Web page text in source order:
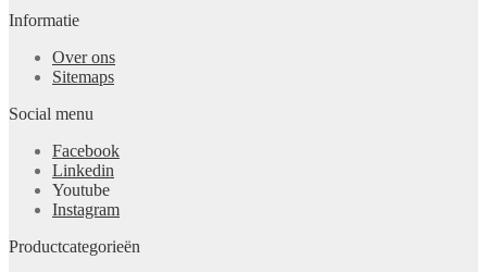
Informatie
Over ons
Sitemaps
Social menu
Facebook
Linkedin
Youtube
Instagram
Productcategorieën